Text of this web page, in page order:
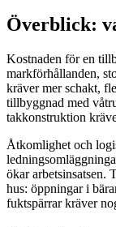
Överblick:
Kostnaden för en
markförhållanden,
kräver mer schakt,
tillbyggnad med
takkonstruktion
Åtkomlighet och
ökar arbetsinsatsen.
hus: öppningar i
fuktspärrar kräver